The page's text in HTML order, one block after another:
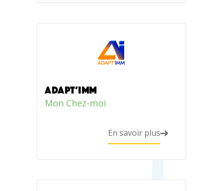
ADAPT’IMM
Mon Chez-moi
En savoir plus